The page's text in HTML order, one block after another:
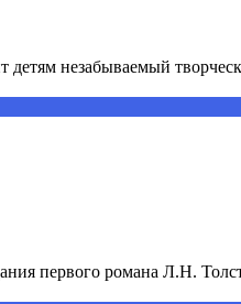
незабываемый
первого романа Л.Н.